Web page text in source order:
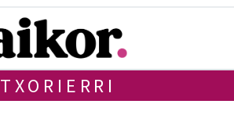
TXORIERRI